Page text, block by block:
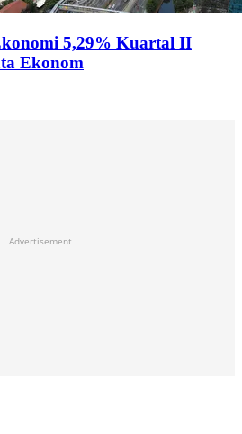
5,29% Kuartal II
Ekonom
Advertisement